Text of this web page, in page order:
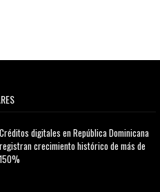
Créditos digitales en República Dominicana
registran crecimiento histórico de más de
150%